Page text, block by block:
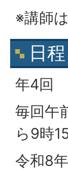
※講師
日程
年4回
毎回午
ら9時
令和8